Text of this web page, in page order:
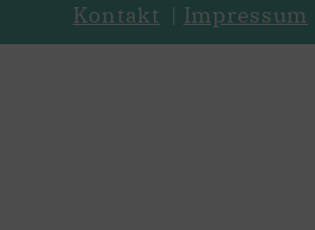
Kontakt | Impressum